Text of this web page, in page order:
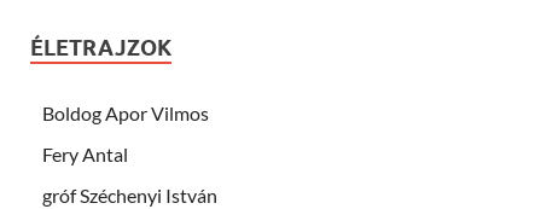
ÉLETRAJZOK
Boldog Apor Vilmos
Fery Antal
gróf Széchenyi István